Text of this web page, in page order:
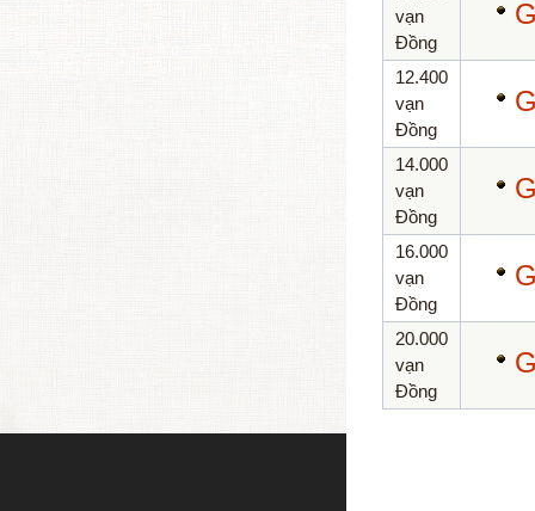
vạn
Đồng
12.400
vạn
Đồng
14.000
vạn
Đồng
16.000
vạn
Đồng
20.000
vạn
Đồng